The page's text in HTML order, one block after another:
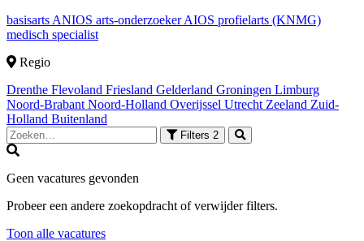
basisarts ANIOS arts-onderzoekerAIOS profielarts (KNMG)
medisch specialist
Regio
Drenthe Flevoland Friesland Gelderland Groningen Limburg
Noord-Brabant Noord-Holland Overijssel Utrecht Zeeland Zuid-
Holland Buitenland
Filters 2
Geen vacatures gevonden
Probeer een andere zoekopdracht of verwijder filters.
Toon alle vacatures